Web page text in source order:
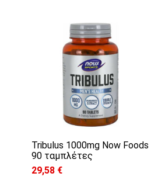
Tribulus 1000mg Now Foods
90 ταμπλέτες
29,58 €